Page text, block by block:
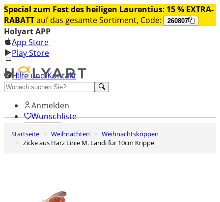
Special zum Fest des heiligen Laurentius: 15 % EXTRA-
RABATTauf das gesamte Sortiment, Code: 260807
Holyart APP
App Store
Play Store
Hilfe und Kontakt
Entdecken Sie Premium
Anmelden
Wunschliste
0
Warenkorb
Startseite Weihnachten
Weihnachtskrippen
Zicke aus Harz Linie M. Landi für 10cm Krippe